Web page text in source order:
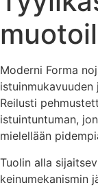
Moderni Forma
Reilusti
istuintuntuman,
mielellään
Tuolin alla
keinumekanismin